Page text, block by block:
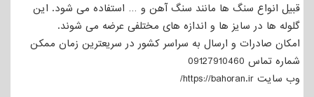
قبیل انواع سنگ ها مانند سنگ آهن و … استفاده می شود. این
گلوله ها در سایز ها و اندازه های مختلفی عرضه می شوند.
امکان صادرات و ارسال به سراسر کشور در سریعترین زمان ممکن
شماره تماس 09127910460
وب سایت https://bahoran.ir/